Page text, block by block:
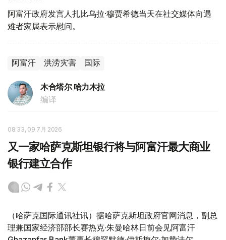
阿富汗政府发言人扎比乌拉·穆贾希德当天在社交媒体向遇
难者家属表示慰问。
阿富汗 洪涝灾害 国际
木合塔尔 哈力木拉
编译
08:33, 09 7月 2026
又一家哈萨克斯坦银行将与阿富汗最大商业
银行建立合作
（哈萨克国际通讯社讯）据哈萨克斯坦政府官网消息，副总
理兼国家经济部部长赛热克·朱曼哈林日前会见阿富汗